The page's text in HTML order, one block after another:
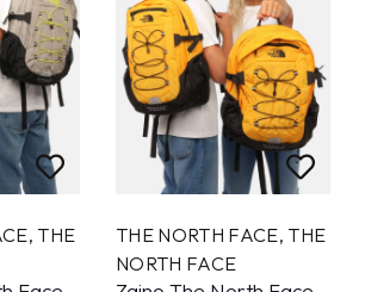
, THE
THE NORTH FACE, THE
NORTH FACE